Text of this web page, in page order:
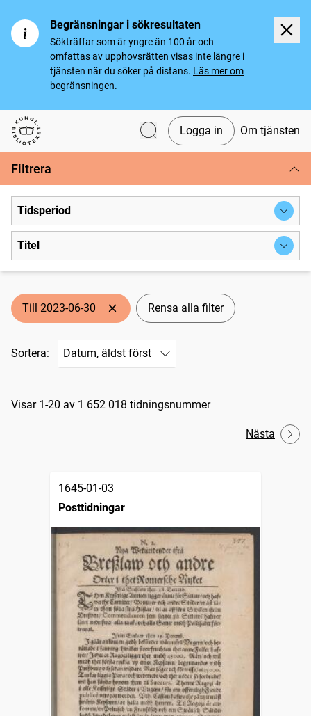
Begränsningar i sökresultaten
Sökträffar som är yngre än 100 år och
omfattas av upphovsrätten visas inte längre i
tjänsten när du söker på distans. Läs mer om
begränsningen.
Svenska tidningar
Logga in Om tjänsten
Filtrera
Tidsperiod
Titel
Till 2023-06-30 Rensa alla filter
Sortera:
Sökresultat
Visar 1-20 av 1 652 018 tidningsnummer
Nästa
1645-01-03
Posttidningar